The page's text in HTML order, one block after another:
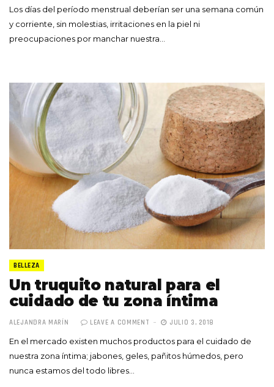
Los días del período menstrual deberían ser una semana común
y corriente, sin molestias, irritaciones en la piel ni
preocupaciones por manchar nuestra…
BELLEZA
Un truquito natural para el
cuidado de tu zona íntima
ALEJANDRA MARÍN LEAVE A COMMENT JULIO 3, 2018
En el mercado existen muchos productos para el cuidado de
nuestra zona íntima; jabones, geles, pañitos húmedos, pero
nunca estamos del todo libres…